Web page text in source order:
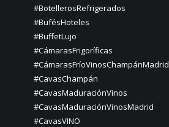
#BotellerosRefrigerados
#BufésHoteles
#BuffetLujo
#CámarasFrigoríficas
#CámarasFríoVinosChampánMadrid
#CavasChampán
#CavasMaduraciónVinos
#CavasMaduraciónVinosMadrid
#CavasVINO